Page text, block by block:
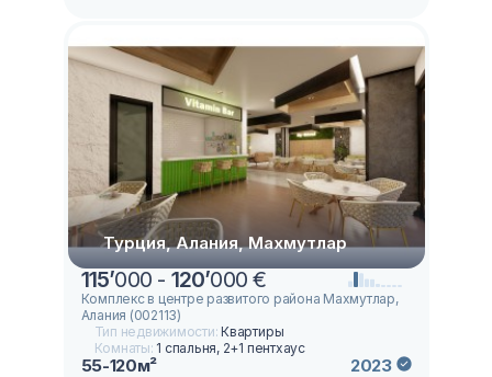
Турция, Алания, Махмутлар
115’000 - 120’000 €
Комплекс в центре развитого района Махмутлар,
Алания (002113)
Тип недвижимости:Квартиры
Комнаты: 1 спальня, 2+1 пентхаус
55-120м² 2023